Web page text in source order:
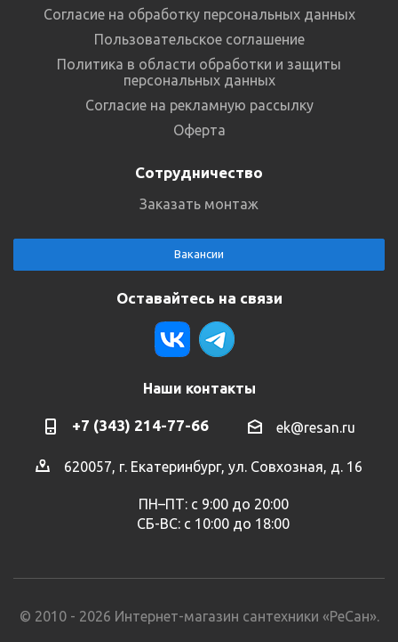
Согласие на обработку персональных данных
Пользовательское соглашение
Политика в области обработки и защиты
персональных данных
Согласие на рекламную рассылку
Оферта
Сотрудничество
Заказать монтаж
Вакансии
Оставайтесь на связи
Наши контакты
+7 (343) 214-77-66 ek@resan.ru
620057, г. Екатеринбург, ул. Совхозная, д. 16
ПН–ПТ: с 9:00 до 20:00
СБ-ВС: с 10:00 до 18:00
© 2010 - 2026 Интернет-магазин сантехники «РеСан».